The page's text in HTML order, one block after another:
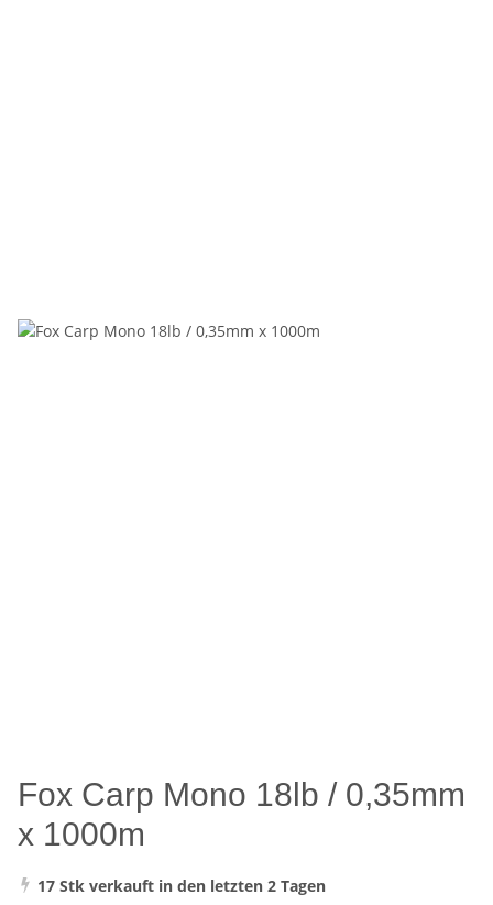
Fox Carp Mono 18lb / 0,35mm
x 1000m
17 Stk verkauft in den letzten 2 Tagen